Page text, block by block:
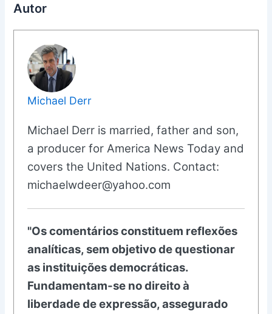
Autor
Michael Derr
Michael Derr is married, father and son,
a producer for America News Today and
covers the United Nations. Contact:
michaelwdeer@yahoo.com
"Os comentários constituem reflexões
analíticas, sem objetivo de questionar
as instituições democráticas.
Fundamentam-se no direito à
liberdade de expressão, assegurado